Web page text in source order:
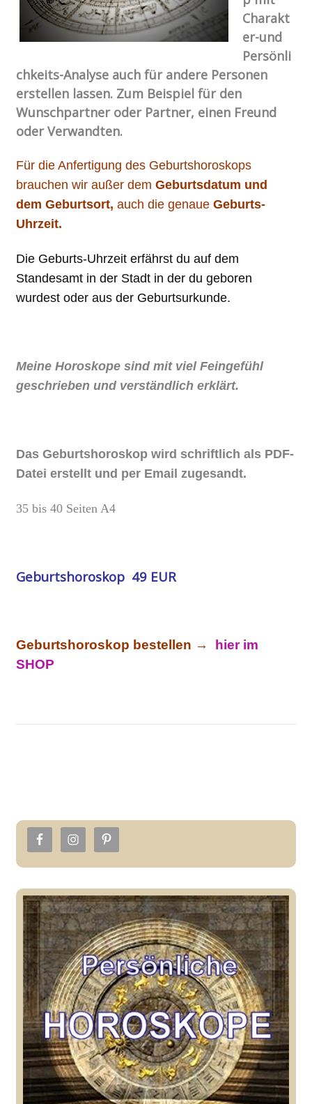
Charakt
er-und
Persönli
chkeits-Analyse auch für andere Personen
erstellen lassen. Zum Beispiel für den
Wunschpartner oder Partner, einen Freund
oder Verwandten.
Für die Anfertigung des Geburtshoroskops
brauchen wir außer dem Geburtsdatum und
dem Geburtsort, auch die genaue Geburts-
Uhrzeit.
Die Geburts-Uhrzeit erfährst du auf dem
Standesamt in der Stadt in der du geboren
wurdest oder aus der Geburtsurkunde.
Meine Horoskope sind mit viel Feingefühl
geschrieben und verständlich erklärt.
Das Geburtshoroskop wird schriftlich als PDF-
Datei erstellt und per Email zugesandt.
35 bis 40 Seiten A4
Geburtshoroskop 49 EUR
Geburtshoroskop bestellen →
hier im
SHOP